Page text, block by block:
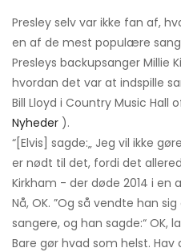
Presley selv var ikke fan af,
en af ​​de mest populære
Presleys backupsanger Millie
hvordan det var at indspille
Bill Lloyd i Country Music Hall
Nyheder ).
“[Elvis] sagde:„ Jeg vil ikke
er nødt til det, fordi det
Kirkham - der døde 2014 i en
Nå, OK. ”Og så vendte han
sangere, og han sagde:“ OK,
Bare gør hvad som helst.